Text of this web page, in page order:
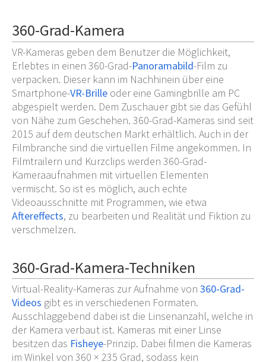
360-Grad-Kamera
VR-Kameras geben dem Benutzer die Möglichkeit,
Erlebtes in einen 360-Grad-Panoramabild-Film zu
verpacken. Dieser kann im Nachhinein über eine
Smartphone-VR-Brille oder eine Gamingbrille am PC
abgespielt werden. Dem Zuschauer gibt sie das Gefühl
von Nähe zum Geschehen. 360-Grad-Kameras sind seit
2015 auf dem deutschen Markt erhältlich. Auch in der
Filmbranche sind die virtuellen Filme angekommen. In
Filmtrailern und Kurzclips werden 360-Grad-
Kameraaufnahmen mit virtuellen Elementen
vermischt. So ist es möglich, auch echte
Videoausschnitte mit Programmen, wie etwa
Aftereffects, zu bearbeiten und Realität und Fiktion zu
verschmelzen.
360-Grad-Kamera-Techniken
Virtual-Reality-Kameras zur Aufnahme von 360-Grad-
Videos gibt es in verschiedenen Formaten.
Ausschlaggebend dabei ist die Linsenanzahl, welche in
der Kamera verbaut ist. Kameras mit einer Linse
besitzen das Fisheye-Prinzip. Dabei filmen die Kameras
im Winkel von 360 × 235 Grad, sodass kein